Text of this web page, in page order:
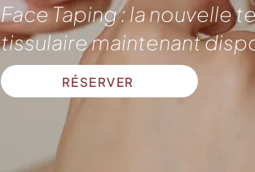
Face Taping : la nouvelle
tissulaire maintenant
RÉSERVER